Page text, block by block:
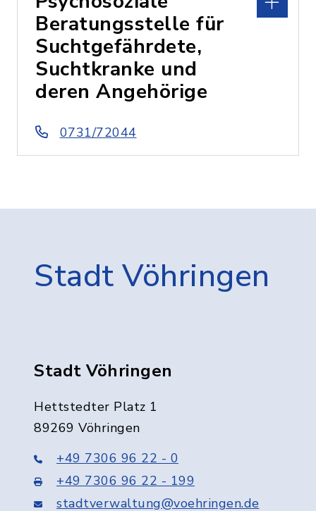
Beratungsstelle für
Suchtgefährdete,
Suchtkranke und
deren Angehörige
0731/72044
Stadt Vöhringen
Stadt Vöhringen
Hettstedter Platz 1
89269 Vöhringen
+49 7306 96 22 - 0
+49 7306 96 22 - 199
stadtverwaltung@voehringen.de